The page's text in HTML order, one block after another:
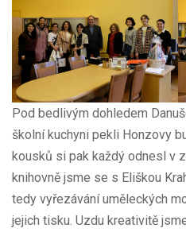
Pod bedlivým dohledem
školní kuchyni pekli Honzovy
kousků si pak každý odnesl v
knihovně jsme se s Eliškou
tedy vyřezávání uměleckých
jejich tisku. Uzdu kreativitě